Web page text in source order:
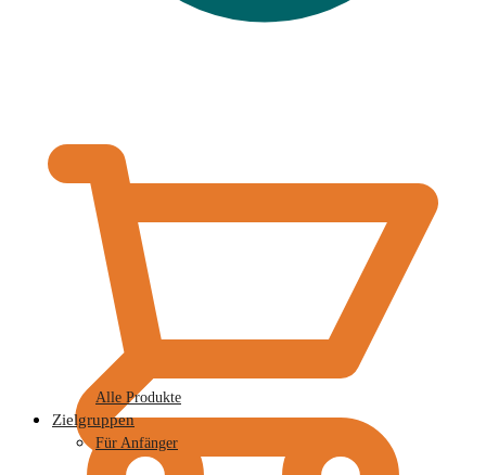
Alle Produkte
Zielgruppen
Für Anfänger